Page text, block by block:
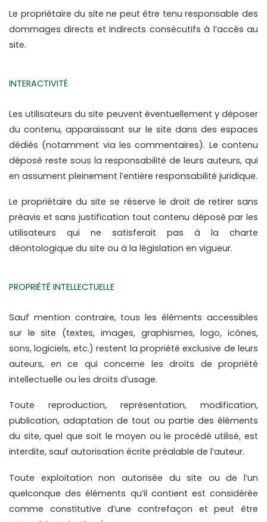
Le propriétaire du site ne peut être tenu responsable des
dommages directs et indirects consécutifs à l’accès au
site.
INTERACTIVITÉ
Les utilisateurs du site peuvent éventuellement y déposer
du contenu, apparaissant sur le site dans des espaces
dédiés (notamment via les commentaires). Le contenu
déposé reste sous la responsabilité de leurs auteurs, qui
en assument pleinement l’entière responsabilité juridique.
Le propriétaire du site se réserve le droit de retirer sans
préavis et sans justification tout contenu déposé par les
utilisateurs qui ne satisferait pas à la charte
déontologique du site ou à la législation en vigueur.
PROPRIÉTÉ INTELLECTUELLE
Sauf mention contraire, tous les éléments accessibles
sur le site (textes, images, graphismes, logo, icônes,
sons, logiciels, etc.) restent la propriété exclusive de leurs
auteurs, en ce qui concerne les droits de propriété
intellectuelle ou les droits d’usage.
Toute reproduction, représentation, modification,
publication, adaptation de tout ou partie des éléments
du site, quel que soit le moyen ou le procédé utilisé, est
interdite, sauf autorisation écrite préalable de l’auteur.
Toute exploitation non autorisée du site ou de l’un
quelconque des éléments qu’il contient est considérée
comme constitutive d’une contrefaçon et peut être